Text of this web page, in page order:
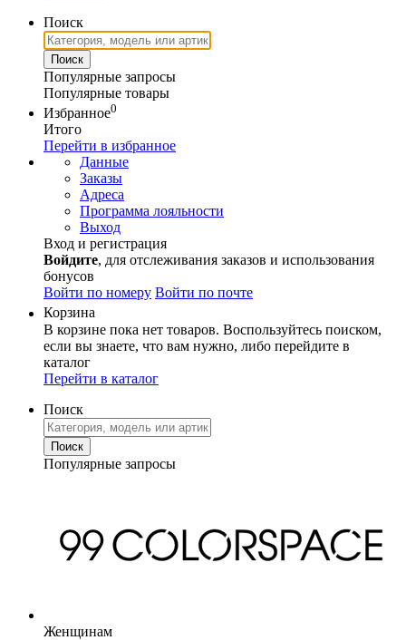
Поиск
Популярные запросы
Популярные товары
Избранное0
Итого
Перейти в избранное
Данные
Заказы
Адреса
Программа лояльности
Выход
Вход и регистрация
Войдите, для отслеживания заказов и использования
бонусов
Войти по номеру Войти по почте
Корзина
В корзине пока нет товаров. Воспользуйтесь поиском,
если вы знаете, что вам нужно, либо перейдите в
каталог
Перейти в каталог
Поиск
Популярные запросы
Женщинам